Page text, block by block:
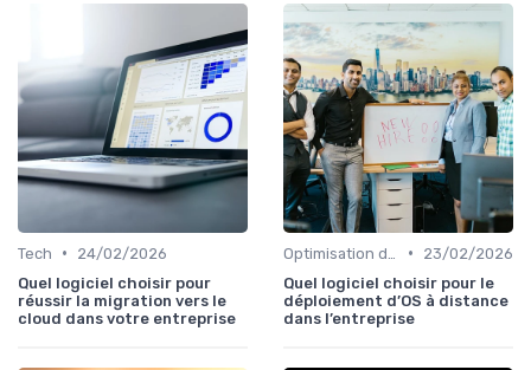
Tech •
24/02/2026
Quel logiciel choisir pour
réussir la migration vers le
cloud dans votre entreprise
•
23/02/2026
Quel logiciel choisir pour le
déploiement d’OS à distance
dans l’entreprise